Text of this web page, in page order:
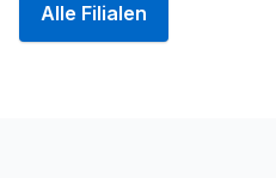
Alle Filialen